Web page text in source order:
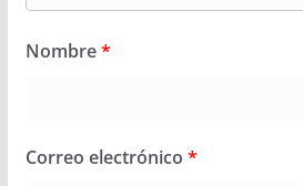
Nombre*
Correo electrónico *